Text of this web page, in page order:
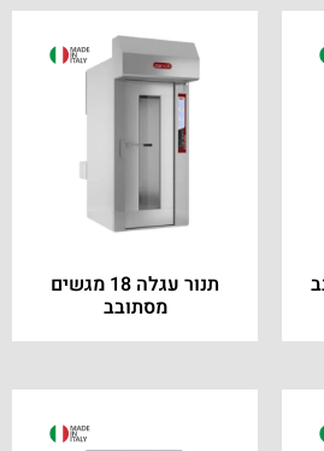
תנור עגלה 18 מגשים
מסתובב